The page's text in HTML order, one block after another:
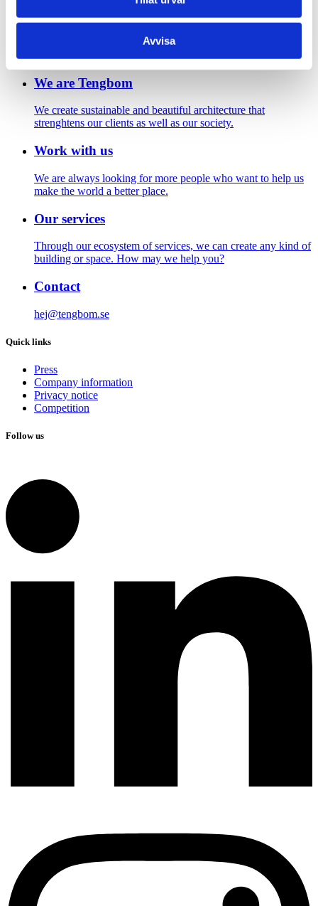
Avvisa
Contact us
Welcome to Tengbom! Whatever your question or enquiry,
We are Tengbom
We create sustainable and beautiful architecture that
strenghtens our clients as well as our society.
Work with us
We are always looking for more people who want to help us
make the world a better place.
Our services
Through our ecosystem of services, we can create any kind of
building or space. How may we help you?
Contact
hej@tengbom.se
Quick links
Press
Company information
Privacy notice
Competition
Follow us